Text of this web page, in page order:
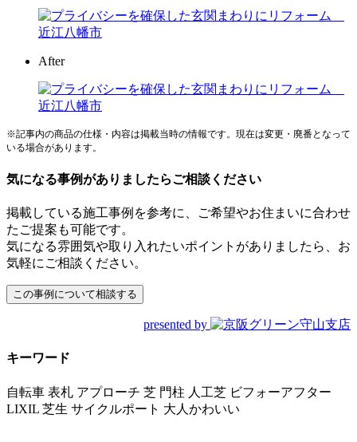
After
※記事内の商品の仕様・内容は掲載当時の情報です。現在は変更・廃番となって
いる場合があります。
気になる事例がありましたらご相談ください
掲載している施工事例を参考に、ご希望やお住まいに合わせ
たご提案も可能です。
気になる雰囲気や取り入れたいポイントがありましたら、お
気軽にご相談ください。
presented by
キーワード
自転車 表札 アプローチ 芝 門柱 人工芝 ビフォーアフター
LIXIL 芝生 サイクルポート 大人かわいい